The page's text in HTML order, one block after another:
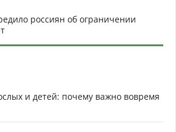
россиян об ограничении
и детей: почему важно вовремя